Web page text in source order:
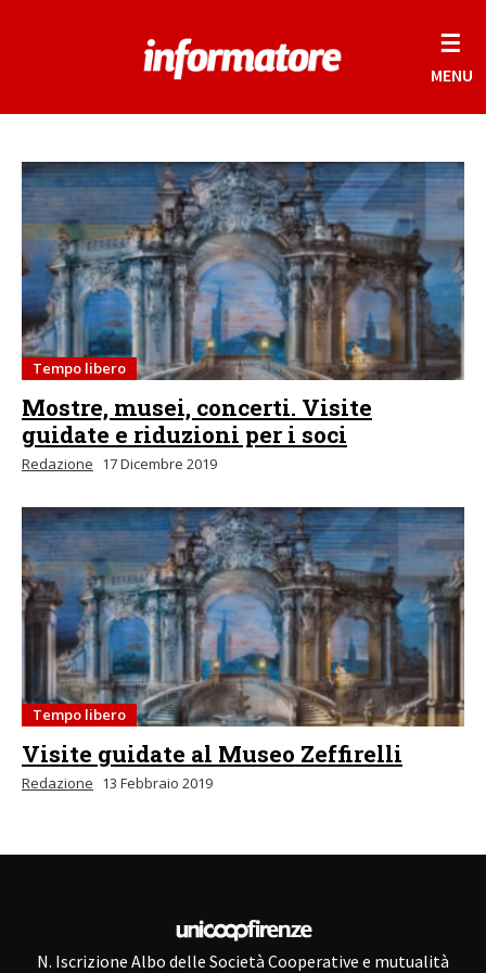
☰
MENU
Tempo libero
Mostre, musei, concerti. Visite
guidate e riduzioni per i soci
Redazione 17 Dicembre 2019
Tempo libero
Visite guidate al Museo Zeffirelli
Redazione 13 Febbraio 2019
N. Iscrizione Albo delle Società Cooperative e mutualità